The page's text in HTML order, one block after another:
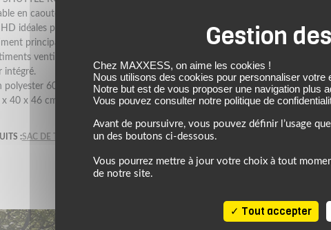
en caoutchouc.
idéales pour les longs trajets.
principal.
ventilés pour bottes et casque.
intégré.
polyester 600D durable.
40 x 46 cm.
:SAC DE TRANSPORT FOX FOX
Chez MAXXESS, on aime les cookies !
Nous utilisons des cookies pour personnaliser votre
Notre but est de vous proposer une navigation plus
Vous pouvez consulter notre politique de
Avant de poursuivre, vous pouvez définir l’usage
un des boutons ci-dessous.
Vous pourrez mettre à jour votre choix à tout
de notre site.
Tout accepter